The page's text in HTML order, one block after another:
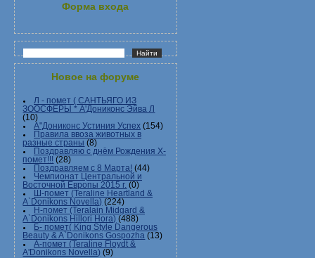
Форма входа
Новое на форуме
Л - помет ( САНТЬЯГО ИЗ
ЗООСФЕРЫ * А'Дониконс Эйва Л
(10)
А"Дониконс Устиния Успех (154)
Правила ввоза животных в
разные страны (8)
Поздравляю с днём Рождения Х-
помет!!! (28)
Поздравляем с 8 Марта! (44)
Чемпионат Центральной и
Восточной Европы 2015 г. (0)
Ш-помет (Teraline Heartland &
A`Donikons Novella) (224)
Н-помет (Teralain Midgard &
A`Donikons Hillori Hora) (488)
Б- помет( King Style Dangerous
Beauty & A`Donikons Gospozha (13)
А-помет (Teraline Floydt &
A'Donikons Novella) (9)